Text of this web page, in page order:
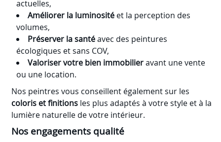
actuelles,
Améliorer la luminosité et la perception des
volumes,
Préserver la santéavec des peintures
écologiques et sans COV,
Valoriser votre bien immobilieravant une vente
ou une location.
Nos peintres vous conseillent également sur les
coloris et finitions les plus adaptés à votre style et à la
lumière naturelle de votre intérieur.
Nos engagements qualité